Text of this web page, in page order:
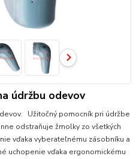
údržbu odevov
Užitočný pomocník pri údržbe
odstraňuje žmolky zo všetkých
vďaka vyberateľnému zásobníku a
uchopenie vďaka ergonomickému